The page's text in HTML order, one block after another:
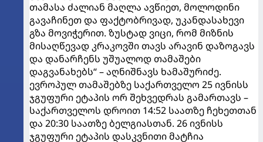
თამასა ძალიან მაღლა ავწიეთ, მოლოდინი
გავაჩინეთ და ფაქტობრივად, უკანდასახევი
გზა მოვიჭერით. ზუსტად ვიცი, რომ მიზნის
მისაღწევად კრაკოვში თავს არავინ დაზოგავს
და დანარჩენს უშუალოდ თამაშები
დაგვანახებს“ – აღნიშნავს ხამაშურიძე.
ევროპულ თამაშებზე საქართველო 25 ივნისს
ჯგუფური ეტაპის ორ შეხვედრას გამართავს –
საქართველოს დროით 14:52 საათზე ჩეხეთთან
და 20:30 საათზე ბელგიასთან. 26 ივნისს
ჯგუფური ეტაპის დასკვნითი მატჩია